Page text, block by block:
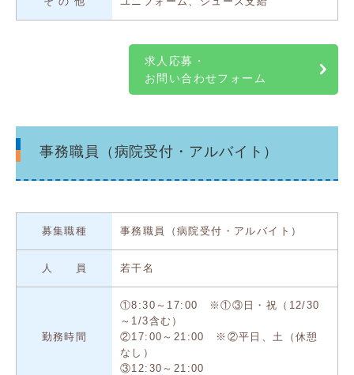
求人応募・
お問い合わせフォーム
事務職員（病院受付・アルバイト）
募集職種 事務職員（病院受付・アルバイト）
人 員 若干名
勤務時間
①8:30～17:00 ※①③日・祝（12/30
～1/3含む）
②17:00～21:00 ※②平日、土（休憩
なし）
③12:30～21:00